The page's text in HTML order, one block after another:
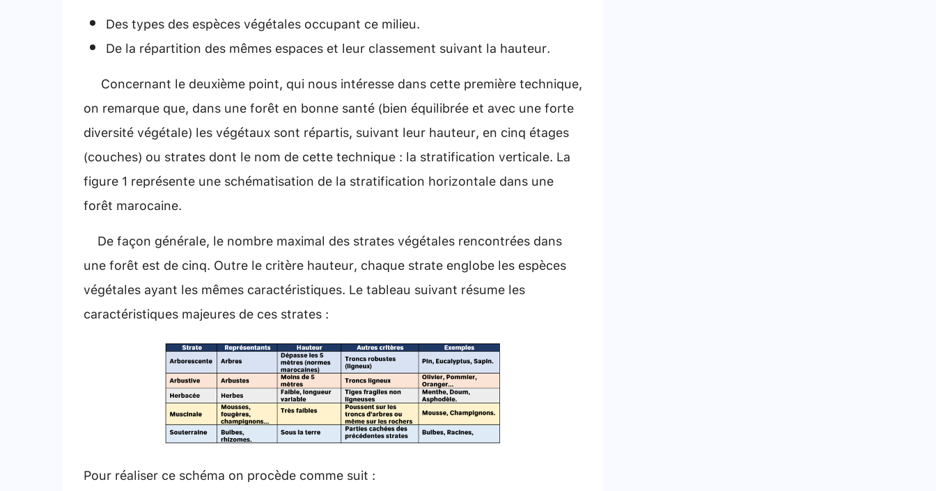
Des types des espèces végétales occupant ce milieu.
De la répartition des mêmes espaces et leur classement suivant la hauteur.
Concernant le deuxième point, qui nous intéresse dans cette première technique,
on remarque que, dans une forêt en bonne santé (bien équilibrée et avec une forte
diversité végétale) les végétaux sont répartis, suivant leur hauteur, en cinq étages
(couches) ou strates dont le nom de cette technique : la stratification verticale. La
figure 1 représente une schématisation de la stratification horizontale dans une
forêt marocaine.
De façon générale, le nombre maximal des strates végétales rencontrées dans
une forêt est de cinq. Outre le critère hauteur, chaque strate englobe les espèces
végétales ayant les mêmes caractéristiques. Le tableau suivant résume les
caractéristiques majeures de ces strates :
Pour réaliser ce schéma on procède comme suit :